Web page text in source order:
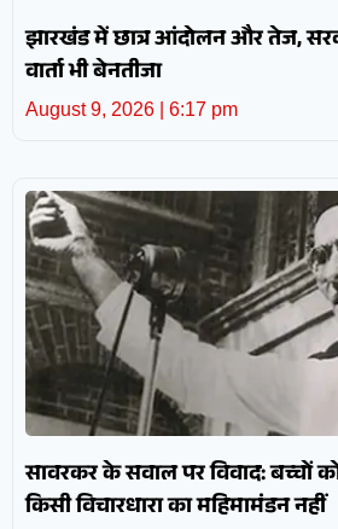
झारखंड में छात्र आंदोलन और तेज,
वार्ता भी बेनतीजा
August 9, 2026 6:17 pm
सावरकर के सवाल पर विवाद: बच्चों
किसी विचारधारा का महिमामंडन नहीं